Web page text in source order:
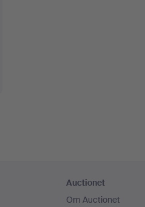
Auctionet
Om Auctionet